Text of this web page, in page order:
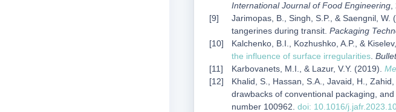
International Journal of Food Engineering
Jarimopas, B., Singh, S.P., & Saengnil,
tangerines during transit. Packaging
Kalchenko, B.I., Kozhushko, A.P., &
the influence of surface irregularities
Karbovanets, M.I., & Lazur, V.Y. (2019).
Khalid, S., Hassan, S.A., Javaid, H.,
drawbacks of conventional packaging,
number 100962. doi: 10.1016/